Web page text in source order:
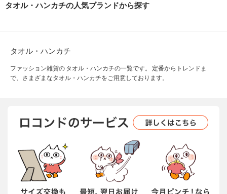
タオル・ハンカチの人気ブランドから探す
タオル・ハンカチ
ファッション雑貨の タオル・ハンカチの一覧です。 定番からトレンドま
で、さまざまなタオル・ハンカチをご用意しております。